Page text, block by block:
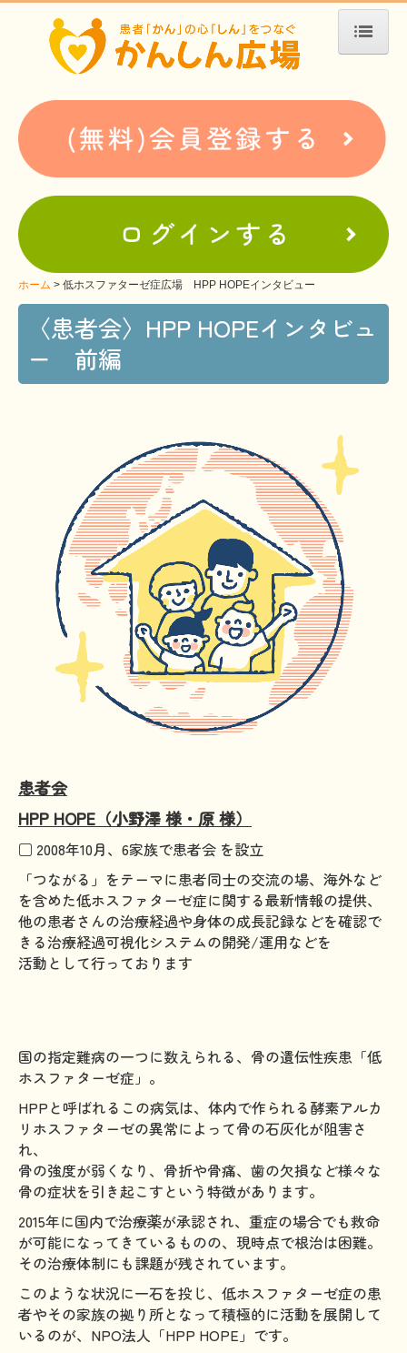
ホーム
患者会・支援団体紹介
疾患別検索
疾患分類検索
支援中ホームページ一例
難病お役立ち情報
患者会紹介
WEBメディアに関するコラム
子どもに関するコラム
生活に関するコラム
就労に関するコラム
お金に関するコラム
難病の日
病気と生きる広場
インタビュー一覧
医療従事者へのインタビュー
患者さんとご家族へのインタビュー
難病研究班の情報発信
HAM研究班
神経免疫班
移行期医療
当サイトについて
難病患者さんの生活と治療に関する実態調査
ホーム 低ホスファターゼ症広場 HPP HOPEインタビュー
〈患者会〉HPP HOPEインタビュ
ー 前編
患者会
HPP HOPE（小野澤 様・原 様）
□ 2008年10月、6家族で患者会 を設立
「つながる」をテーマに患者同士の交流の場、海外など
を含めた低ホスファターゼ症に関する最新情報の提供、
他の患者さんの治療経過や身体の成長記録などを確認で
きる治療経過可視化システムの開発/運用などを
活動として行っております
国の指定難病の一つに数えられる、骨の遺伝性疾患「低
ホスファターゼ症」。
HPPと呼ばれるこの病気は、体内で作られる酵素アルカ
リホスファターゼの異常によって骨の石灰化が阻害さ
れ、
骨の強度が弱くなり、骨折や骨痛、歯の欠損など様々な
骨の症状を引き起こすという特徴があります。
2015年に国内で治療薬が承認され、重症の場合でも救命
が可能になってきているものの、現時点で根治は困難。
その治療体制にも課題が残されています。
このような状況に一石を投じ、低ホスファターゼ症の患
者やその家族の拠り所となって積極的に活動を展開して
いるのが、NPO法人「HPP HOPE」です。